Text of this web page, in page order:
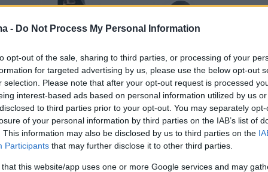
- Do Not Process My Personal Information
opt-out of the sale, sharing to third parties, or processing of your
for targeted advertising by us, please use the below opt-out
selection. Please note that after your opt-out request is processed
interest-based ads based on personal information utilized by us
to third parties prior to your opt-out. You may separately
of your personal information by third parties on the IAB’s list of
This information may also be disclosed by us to third parties on the
Participants that may further disclose it to other third parties.
that this website/app uses one or more Google services and may